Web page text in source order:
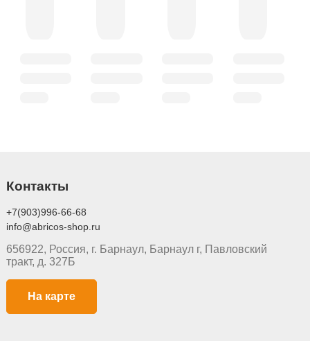
Контакты
+7(903)996-66-68
info@abricos-shop.ru
656922, Россия, г. Барнаул, Барнаул г, Павловский
тракт, д. 327Б
На карте